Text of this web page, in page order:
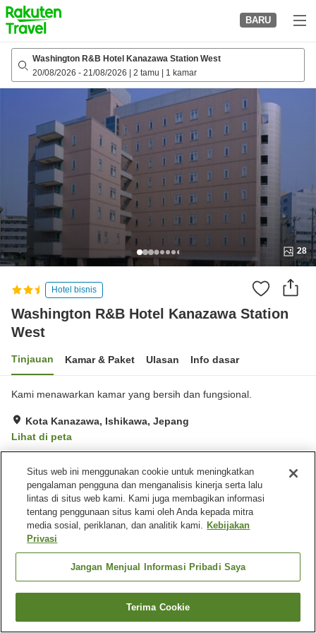
to
top
page
BARU
Washington R&B Hotel Kanazawa Station West
20/08/2026 - 21/08/2026 2 tamu 1 kamar
28
Hotel bisnis
Washington R&B Hotel Kanazawa Station
West
Tinjauan Kamar & Paket Ulasan Info dasar
Kami menawarkan kamar yang bersih dan fungsional.
Kota Kanazawa, Ishikawa, Jepang
Lihat di peta
Fasilitas properti
Wi-Fi
Mesin penjual otomatis
Microwave bersama
Laundry berbayar
Jepang Ishikawa
Kota Kanazawa
Washington R&B Hotel Kanazawa Station West
Cari kamar
Situs web ini menggunakan cookie untuk meningkatkan
pengalaman pengguna dan menganalisis kinerja serta lalu
lintas di situs web kami. Kami juga membagikan informasi
tentang penggunaan situs kami oleh Anda kepada mitra
media sosial, periklanan, dan analitik kami. Kebijakan
Privasi
Jangan Menjual Informasi Pribadi Saya
Terima Cookie